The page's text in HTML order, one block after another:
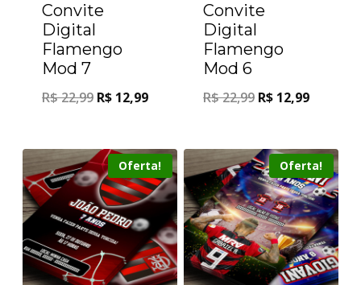
Convite
Digital
Flamengo
Mod 7
R$22,99 R$ 12,99
Convite
Digital
Flamengo
Mod 6
R$22,99 R$ 12,99
Oferta! Oferta!